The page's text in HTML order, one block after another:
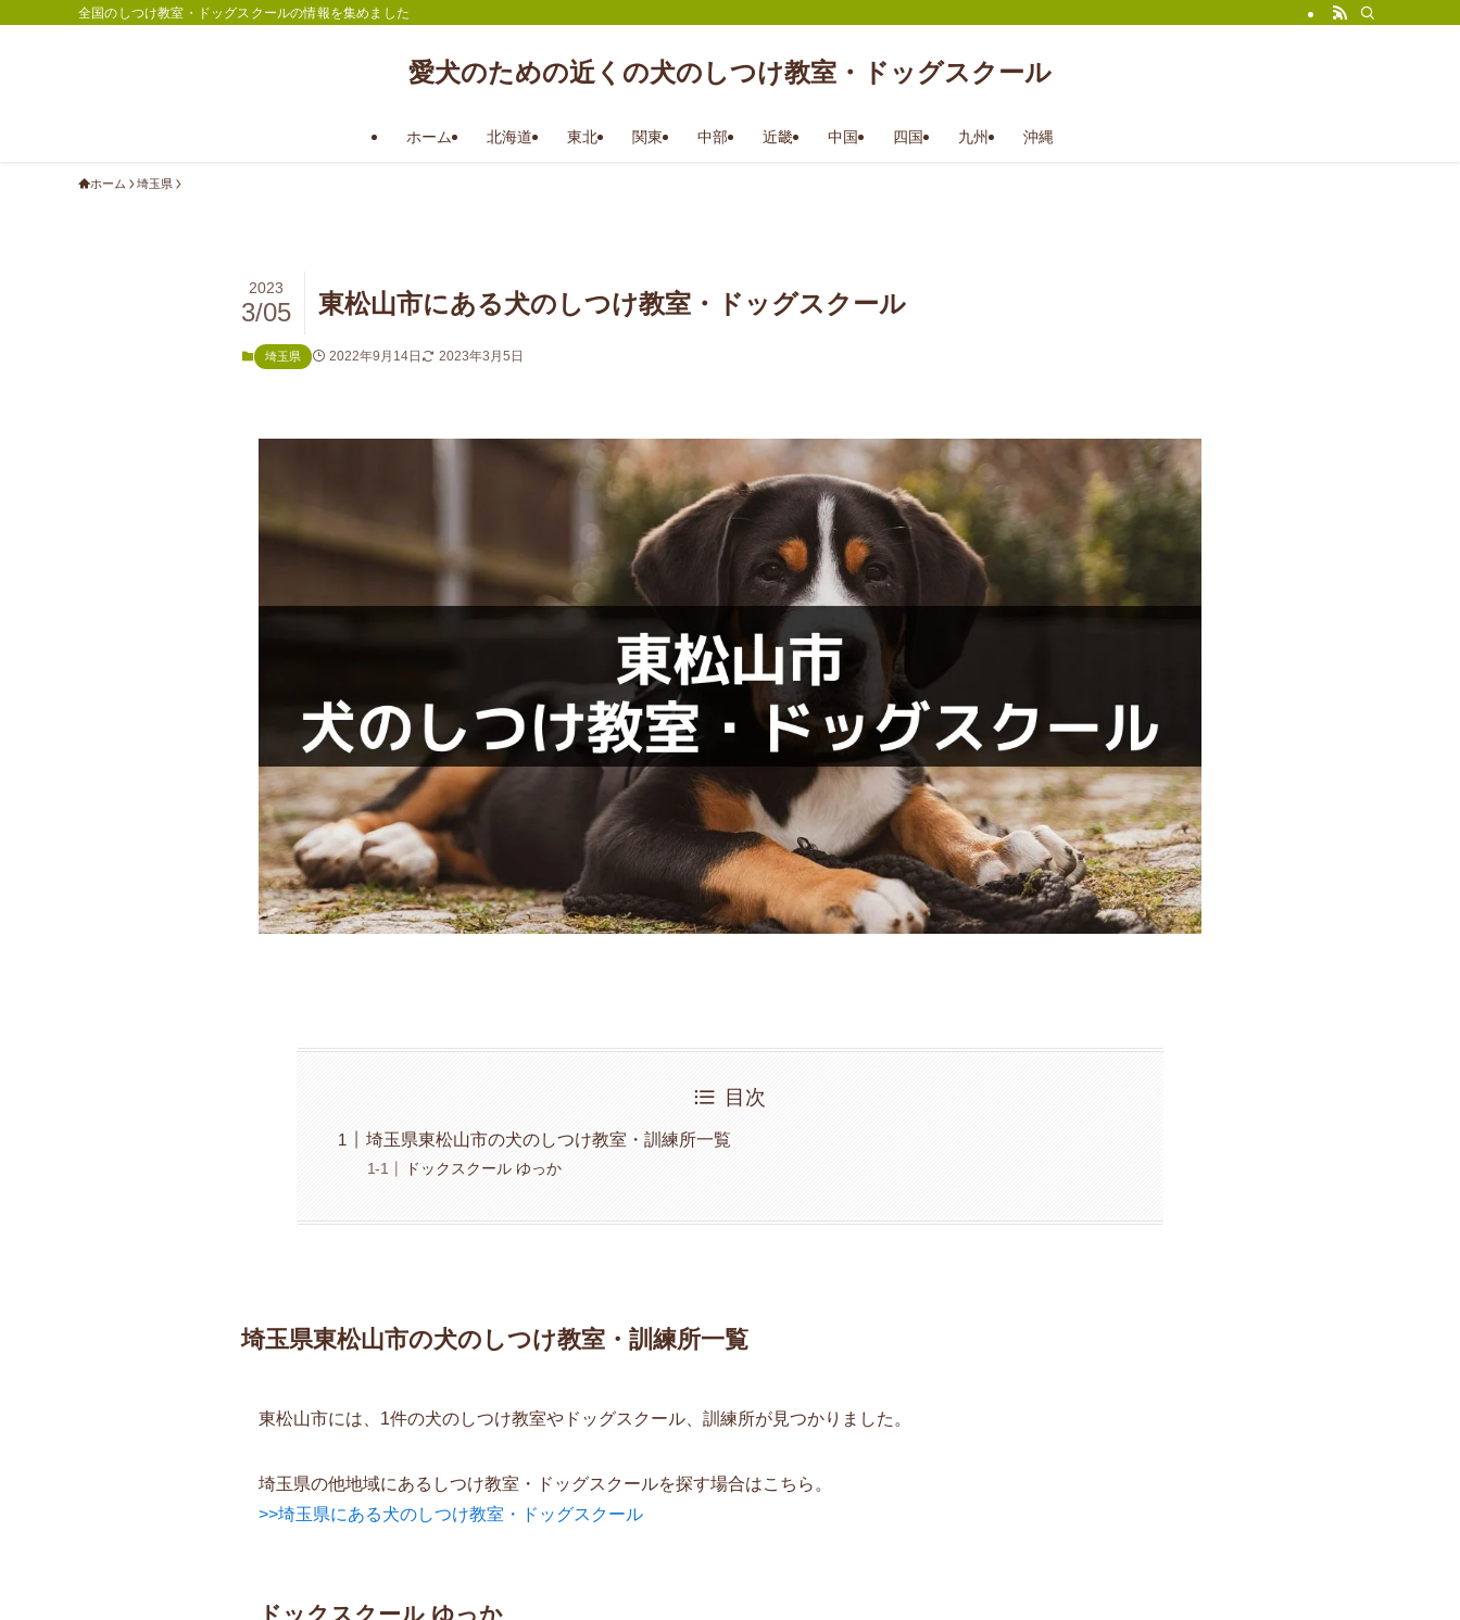
全国のしつけ教室・ドッグスクールの情報を集めました
愛犬のための近くの犬のしつけ教室・ドッグスクール
ホーム 北海道 東北 関東 中部 近畿 中国 四国 九州 沖縄
ホーム 埼玉県
東松山市にある犬のしつけ教室・ドッグスクール
2023
3/05
埼玉県 2022年9月14日 2023年3月5日
目次
埼玉県東松山市の犬のしつけ教室・訓練所一覧
ドックスクール ゆっか
埼玉県東松山市の犬のしつけ教室・訓練所一覧
東松山市には、1件の犬のしつけ教室やドッグスクール、訓練所が見つかりました。
埼玉県の他地域にあるしつけ教室・ドッグスクールを探す場合はこちら。
>>埼玉県にある犬のしつけ教室・ドッグスクール
ドックスクール ゆっか